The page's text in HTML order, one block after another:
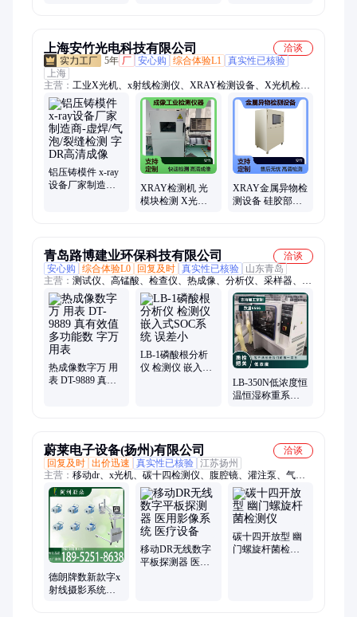
上海安竹光电科技有限公司
洽谈
5年 厂 安心购 综合体验L1 真实性已核验
上海
主营： 工业X光机、x射线检测仪、XRAY检测设备、X光机检测
机、X光异物检测设备、DR平板探测器、工业X射线检测机、无
损非探伤检测、无损检测机、手提式X射线机、便携式X射线
机、小型X射线检测机、X射线异物检测设备、携带式X射线
机、Xray检测、手提式平板探测器、X光机异物检测、X光机、
X射线机、异物检测机、动物X射线机、食品X射线检测、X光检
测、X射线探伤检测、X光机透视仪
铝压铸模件 x-ray
设备厂家制造商-
XRAY检测机 光
模块检测 X光检
XRAY金属异物检
测设备 硅胶部件
青岛路博建业环保科技有限公司
洽谈
安心购
综合体验L0 回复及时 真实性已核验
山东青岛
主营： 测试仪、高锰酸、检查仪、热成像、分析仪、采样器、消
解器、报警仪、检测箱、能谱仪、回流管、抽滤仪、测量仪、检
测仪、均质器、培养箱、风速仪、测氡仪、蒸馏仪、回流仪、露
点仪、黑度仪、测定仪、传感器、隔离箱、剂量仪
热成像数字万 用
表 DT-9889 真有
LB-1磷酸根分析
仪 检测仪 嵌入式
LB-350N低浓度恒
温恒湿称重系统
蔚莱电子设备(扬州)有限公司
洽谈
回复及时 出价迅速 真实性已核验 江苏扬州
主营： 移动dr、x光机、碳十四检测仪、腹腔镜、灌注泵、气腹
机、骨密度仪、婴儿保温箱、婴儿辐射台、抢救台、内窥镜、彩
超、掌上b超、眼压计、听力计 隔音室、碳十四、视力筛查仪、
便携dr、碳十三检测仪、双立柱、DR、医用内窥镜摄像机、医
用摄影架、双立柱x光机、碎石机
德朗牌数新款字x
射线摄影系统厂
移动DR无线数字
平板探测器 医用
碳十四开放型 幽
门螺旋杆菌检测